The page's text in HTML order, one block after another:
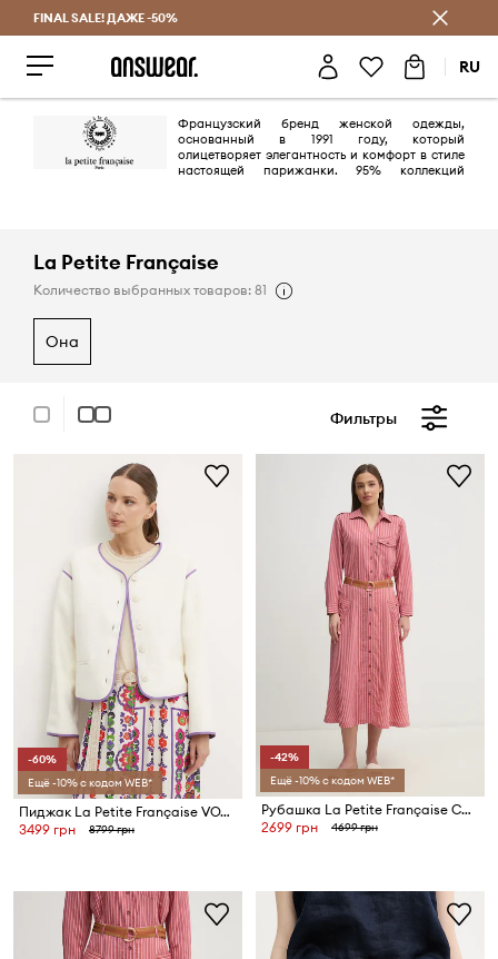
FINAL SALE! ДАЖЕ -50%
RU
Французский бренд женской одежды,
основанный в 1991 году, который
олицетворяет элегантность и комфорт в стиле
настоящей парижанки. 95% коллекций
ежедневную уверенность.
La Petite Française
Количество выбранных товаров: 81
она
Фильтры
-60%
Ещё -10% с кодом WEB*
Пиджак La Petite Française VOYAGE
3499 грн
8799 грн
-42%
Ещё -10% с кодом WEB*
Рубашка La Petite Française CHARLES
2699 грн
4699 грн